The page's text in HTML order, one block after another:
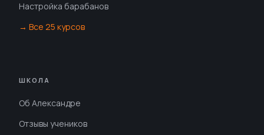
Настройка барабанов
→ Все 25 курсов
ШКОЛА
Об Александре
Отзывы учеников